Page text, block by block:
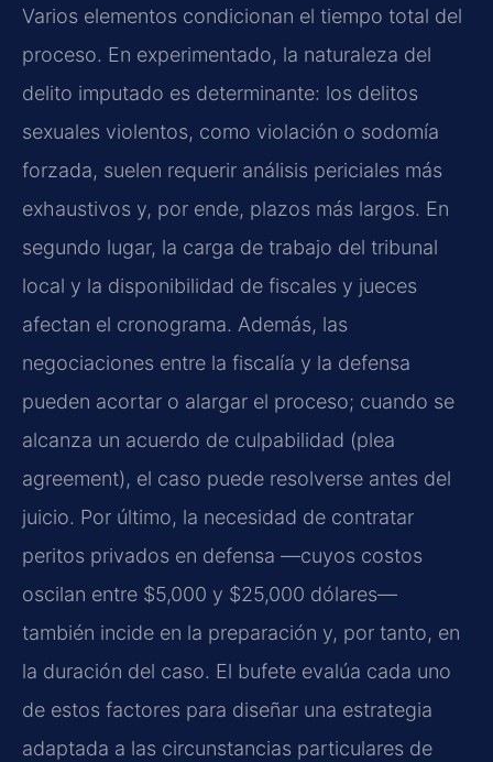
Varios elementos condicionan el tiempo total del
proceso. En experimentado, la naturaleza del
delito imputado es determinante: los delitos
sexuales violentos, como violación o sodomía
forzada, suelen requerir análisis periciales más
exhaustivos y, por ende, plazos más largos. En
segundo lugar, la carga de trabajo del tribunal
local y la disponibilidad de fiscales y jueces
afectan el cronograma. Además, las
negociaciones entre la fiscalía y la defensa
pueden acortar o alargar el proceso; cuando se
alcanza un acuerdo de culpabilidad (plea
agreement), el caso puede resolverse antes del
juicio. Por último, la necesidad de contratar
peritos privados en defensa —cuyos costos
oscilan entre $5,000 y $25,000 dólares—
también incide en la preparación y, por tanto, en
la duración del caso. El bufete evalúa cada uno
de estos factores para diseñar una estrategia
adaptada a las circunstancias particulares de